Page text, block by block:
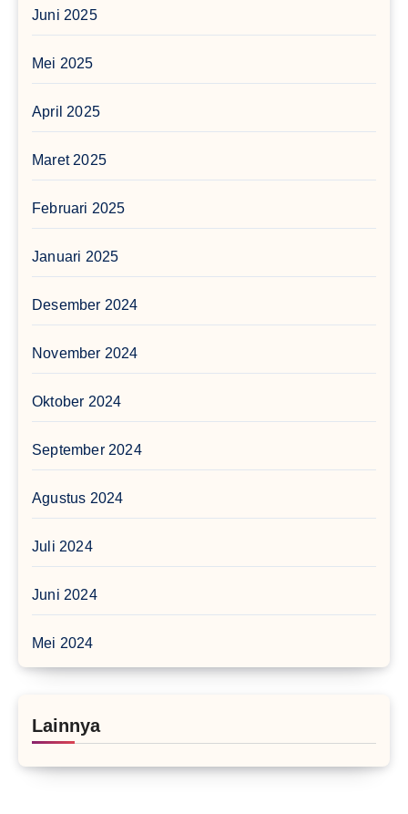
Juni 2025
Mei 2025
April 2025
Maret 2025
Februari 2025
Januari 2025
Desember 2024
November 2024
Oktober 2024
September 2024
Agustus 2024
Juli 2024
Juni 2024
Mei 2024
Lainnya